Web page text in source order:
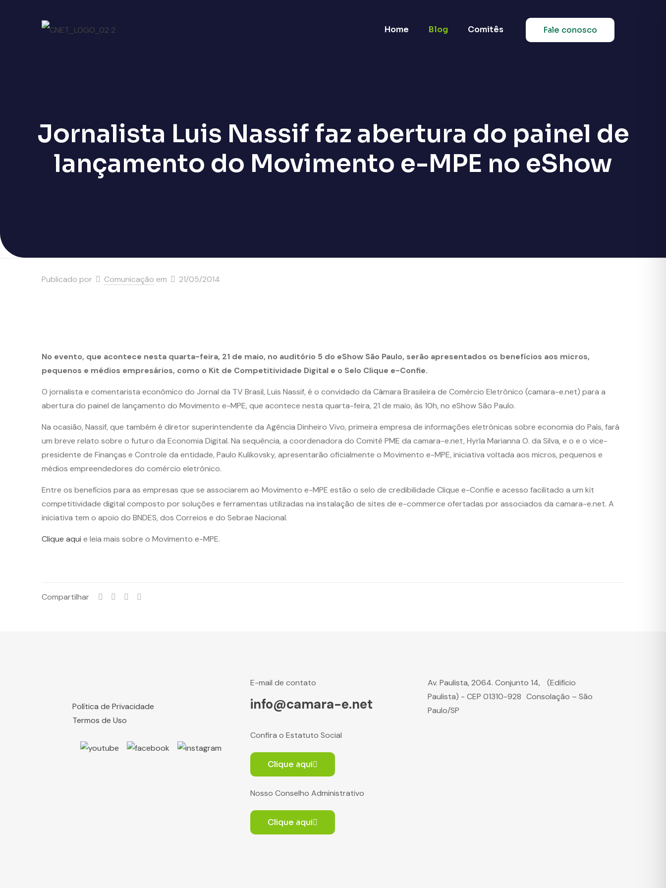
Home Blog Comitês Fale conosco
Jornalista Luis Nassif faz abertura do painel de
lançamento do Movimento e-MPE no eShow
Publicado por Comunicação em 21/05/2014
No evento, que acontece nesta quarta-feira, 21 de maio, no auditório 5 do eShow São Paulo, serão apresentados os benefícios aos micros,
pequenos e médios empresários, como o Kit de Competitividade Digital e o Selo Clique e-Confie.
O jornalista e comentarista econômico do Jornal da TV Brasil, Luis Nassif, é o convidado da Câmara Brasileira de Comércio Eletrônico (camara-e.net) para a
abertura do painel de lançamento do Movimento e-MPE, que acontece nesta quarta-feira, 21 de maio, às 10h, no eShow São Paulo.
Na ocasião, Nassif, que também é diretor superintendente da Agência Dinheiro Vivo, primeira empresa de informações eletrônicas sobre economia do País, fará
um breve relato sobre o futuro da Economia Digital. Na sequência, a coordenadora do Comitê PME da camara-e.net, Hyrla Marianna O. da Silva, e o e o vice-
presidente de Finanças e Controle da entidade, Paulo Kulikovsky, apresentarão oficialmente o Movimento e-MPE, iniciativa voltada aos micros, pequenos e
médios empreendedores do comércio eletrônico.
Entre os benefícios para as empresas que se associarem ao Movimento e-MPE estão o selo de credibilidade Clique e-Confie e acesso facilitado a um kit
competitividade digital composto por soluções e ferramentas utilizadas na instalação de sites de e-commerce ofertadas por associados da camara-e.net. A
iniciativa tem o apoio do BNDES, dos Correios e do Sebrae Nacional.
Clique aqui e leia mais sobre o Movimento e-MPE.
Compartilhar
Política de Privacidade
Termos de Uso
E-mail de contato
info@camara-e.net
Confira o Estatuto Social
Clique aqui
Nosso Conselho Administrativo
Clique aqui
Av. Paulista, 2064. Conjunto 14, (Edifício
Paulista) - CEP 01310-928 Consolação – São
Paulo/SP